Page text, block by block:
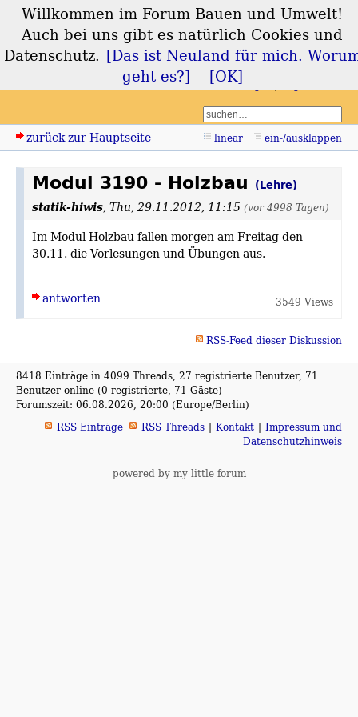
Forum Bauen und
Umwelt
zurück zur Hauptseite linear ein-/ausklappen
Modul 3190 - Holzbau (Lehre)
statik-hiwis,Thu, 29.11.2012, 11:15 (vor 4998 Tagen)
Im Modul Holzbau fallen morgen am Freitag den
30.11. die Vorlesungen und Übungen aus.
antworten 3549 Views
RSS-Feed dieser Diskussion
8418 Einträge in 4099 Threads, 27 registrierte Benutzer, 71
Benutzer online (0 registrierte, 71 Gäste)
Forumszeit: 06.08.2026, 20:00 (Europe/Berlin)
RSS Einträge
RSS Threads Kontakt
Impressum und
Datenschutzhinweis
powered by my little forum
Willkommen im Forum Bauen und Umwelt!
Auch bei uns gibt es natürlich Cookies und
Datenschutz. [Das ist Neuland für mich.
geht es?]
[OK]